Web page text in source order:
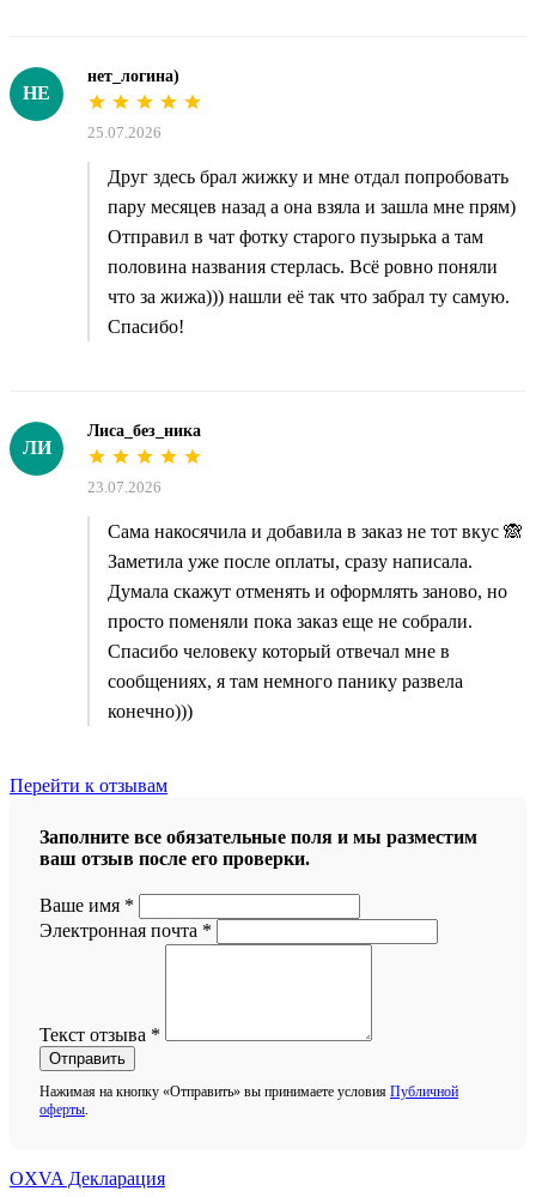
НЕ
нет_логина)
25.07.2026
Друг здесь брал жижку и мне отдал попробовать
пару месяцев назад а она взяла и зашла мне прям)
Отправил в чат фотку старого пузырька а там
половина названия стерлась. Всё ровно поняли
что за жижа))) нашли её так что забрал ту самую.
Спасибо!
ЛИ
Лиса_без_ника
23.07.2026
Сама накосячила и добавила в заказ не тот вкус 🙈
Заметила уже после оплаты, сразу написала.
Думала скажут отменять и оформлять заново, но
просто поменяли пока заказ еще не собрали.
Спасибо человеку который отвечал мне в
сообщениях, я там немного панику развела
конечно)))
Перейти к отзывам
Заполните все обязательные поля и мы разместим
ваш отзыв после его проверки.
Ваше имя *
Электронная почта *
Текст отзыва *
Отправить
Нажимая на кнопку «Отправить» вы принимаете условия Публичной
оферты.
OXVA Декларация